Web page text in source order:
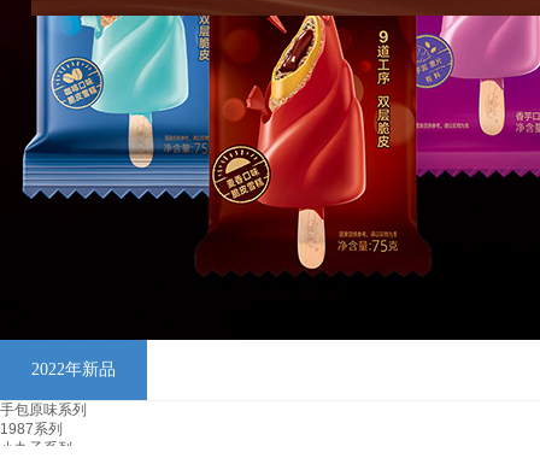
2022年新品
手包原味系列
1987系列
小丸子系列